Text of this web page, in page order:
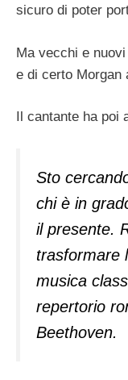
sicuro di poter
Ma vecchi e
e di certo Morgan
Il cantante ha poi
Sto
chi è in
il presente.
trasformare
musica
repertorio
Beethoven.